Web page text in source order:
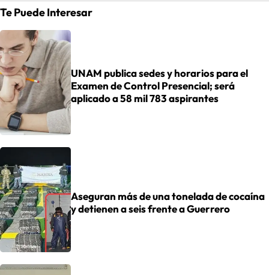
Te Puede Interesar
UNAM publica sedes y horarios para el
Examen de Control Presencial; será
aplicado a 58 mil 783 aspirantes
Aseguran más de una tonelada de cocaína
y detienen a seis frente a Guerrero